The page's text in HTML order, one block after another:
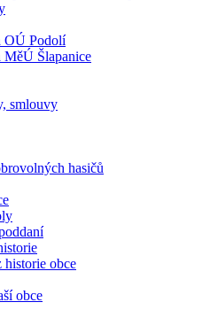
OÚ Podolí
MěÚ Šlapanice
smlouvy
hasičů
historie obce
obce